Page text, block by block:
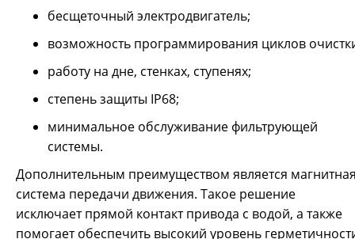
бесщеточный электродвигатель;
возможность программирования циклов
работу на дне, стенках, ступенях;
степень защиты IP68;
минимальное обслуживание фильтрующей
системы.
Дополнительным преимуществом является
система передачи движения. Такое решение
исключает прямой контакт привода с водой, а также
помогает обеспечить высокий уровень